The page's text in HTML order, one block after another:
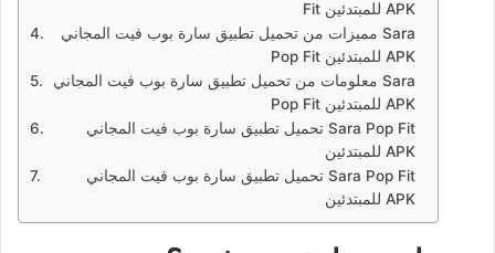
Fit للمبتدئين APK
مميزات من تحميل تطبيق سارة بوب فيت المجاني Sara
Pop Fit للمبتدئين APK
معلومات من تحميل تطبيق سارة بوب فيت المجاني Sara
Pop Fit للمبتدئين APK
تحميل تطبيق سارة بوب فيت المجاني Sara Pop Fit
للمبتدئين APK
تحميل تطبيق سارة بوب فيت المجاني Sara Pop Fit
للمبتدئين APK